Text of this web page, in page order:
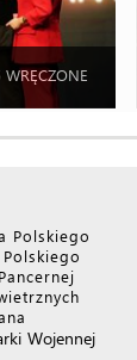
Polskiego
Wojennej